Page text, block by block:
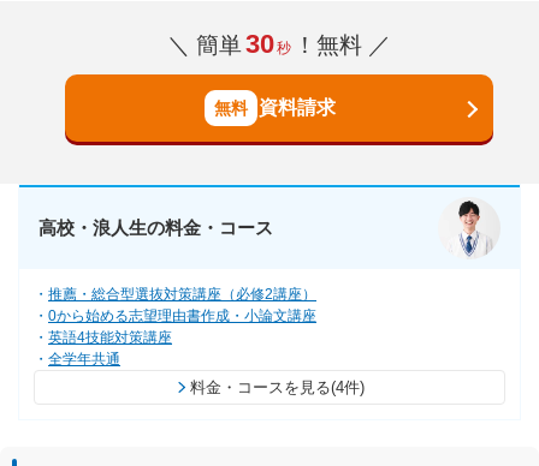
＼ 簡単30秒 ！無料 ／
資料請求
高校・浪人生の料金・コース
推薦・総合型選抜対策講座（必修2講座）
0から始める志望理由書作成・小論文講座
英語4技能対策講座
全学年共通
料金・コースを見る(4件)